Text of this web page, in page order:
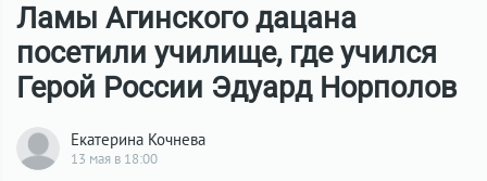
Ламы Агинского дацана
посетили училище, где учился
Герой России Эдуард Норполов
Екатерина Кочнева
13 мая в 18:00